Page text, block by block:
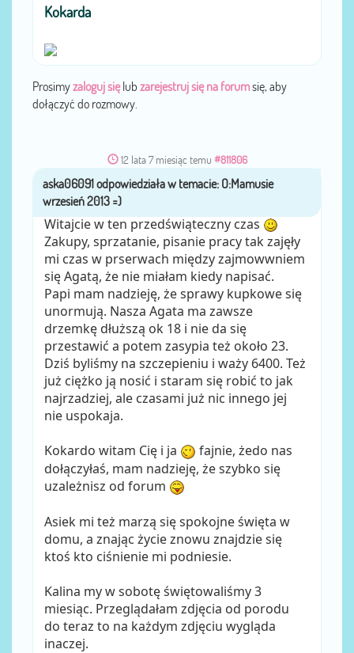
Kokarda
Prosimyzaloguj sięlub zarejestruj się na forumsię, aby
dołączyć do rozmowy.
12 lata 7 miesiąc temu #811806
przezaska06091
Witajcie w ten przedświąteczny czas
Zakupy, sprzatanie, pisanie pracy tak zajęły
mi czas w prserwach między zajmowwniem
się Agatą, że nie miałam kiedy napisać.
Papi mam nadzieję, że sprawy kupkowe się
unormują. Nasza Agata ma zawsze
drzemkę dłuższą ok 18 i nie da się
przestawić a potem zasypia też około 23.
Dziś byliśmy na szczepieniu i waży 6400. Też
już ciężko ją nosić i staram się robić to jak
najrzadziej, ale czasami już nic innego jej
nie uspokaja.
Kokardo witam Cię i ja
fajnie, żedo nas
dołączyłaś, mam nadzieję, że szybko się
uzależnisz od forum
Asiek mi też marzą się spokojne święta w
domu, a znając życie znowu znajdzie się
ktoś kto ciśnienie mi podniesie.
Kalina my w sobotę świętowaliśmy 3
miesiąc. Przeglądałam zdjęcia od porodu
do teraz to na każdym zdjęciu wygląda
inaczej.